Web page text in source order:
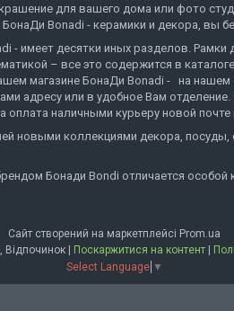
для вашего дома или фото
Bonadi - керамики и декора, вы
- имеет десятки иных разделов.
– все это содержится в
магазине БонаДи Bonadi - на нашем
адресу или в удобное Вам
наличными курьеру новой почте
новыми коллекциями декора,
Бонади Bondi отличается
Сайт створений на маркетплейсі Prom.ua
Поскаржитися на контент
Select Language ▼